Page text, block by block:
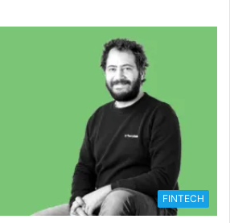
FINTECH